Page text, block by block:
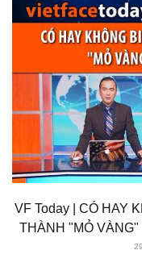
VF Today | CÓ HAY
THÀNH "MỎ